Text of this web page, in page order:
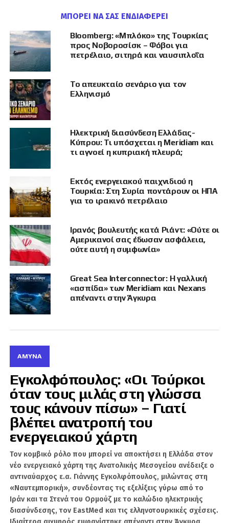
καθοριστικά στον κοινό ευρωπαϊκό στόχο για
τη στρατηγική αυτονομία της Ευρωπαϊκής
Ένωσης.
Ο κ. Χριστοδουλίδης υπενθύμισε ότι κατά την
επίσκεψη του Εμανουέλ Μακρόν στην Κύπρο,
στις 23 Απριλίου, είχε γίνει δημόσια αναφορά
στην πολυεπίπεδη στρατηγική συνεργασία
των δύο χωρών, ιδιαίτερα στους τομείς της
άμυνας και της ασφάλειας. Όπως σημείωσε,
τότε είχε ανακοινωθεί ότι τον Ιούνιο θα
προχωρούσε η υπογραφή της διμερούς
Όταν ο Γάλλος Προέδρος Emmanuel
Macron επισκέφθηκε την Κύπρο στις
23 Απριλίου 2026, είχαμε αναφερθεί
δημόσια, κατά τη διάρκεια της
διάσκεψης τύπου, στην πολυεπίπεδη
στρατηγική μας συνεργασία,
ειδικότερα στους τομείς της Άμυνας
και της Ασφάλειας. Μέσα σε αυτό το
πλαίσιο, είχα…
pic.twitter.com/E3Gk5IZgX8
— NikosChristodoulides
Η συμφωνία υπεγράφη από τον υπουργό
Άμυνας της Κυπριακής Δημοκρατίας, Βασίλη
Πάλμα, και τη Γαλλίδα υπουργό Άμυνας, Κατρίν
Βωτρέν.
Ο κ. Πάλμας χαρακτήρισε τη συμφωνία
σημαντικό βήμα εμβάθυνσης της διμερούς
συνεργασίας, επισημαίνοντας ότι η
αναβάθμιση των σχέσεων με τη Γαλλία
προσδίδει στην Κυπριακή Δημοκρατία
αυξημένο στρατηγικό βάθος και ενισχύει τον
ρόλο της ως πυλώνα σταθερότητας στην
Ανατολική Μεσόγειο.
ΜΠΟΡΕΊ ΝΑ ΣΑΣ ΕΝΔΙΑΦΈΡΕΙ
Bloomberg: «Μπλόκο» της Τουρκίας
προς Νοβοροσίσκ – Φόβοι για
πετρέλαιο, σιτηρά και ναυσιπλοΐα
Το απευκταίο σενάριο για τον
Ελληνισμό
Ηλεκτρική διασύνδεση Ελλάδας-
Κύπρου: Τι υπόσχεται η Meridiam και
τι αγνοεί η κυπριακή πλευρά;
Εκτός ενεργειακού παιχνιδιού η
Τουρκία: Στη Συρία ποντάρουν οι ΗΠΑ
για το ιρακινό πετρέλαιο
Ιρανός βουλευτής κατά Ριάντ: «Ούτε οι
Αμερικανοί σας έδωσαν ασφάλεια,
ούτε αυτή η συμφωνία»
Great Sea Interconnector: Η γαλλική
«ασπίδα» των Meridiam και Nexans
απέναντι στην Άγκυρα
ΆΜΥΝΑ
Εγκολφόπουλος: «Οι Τούρκοι
όταν τους μιλάς στη γλώσσα
τους κάνουν πίσω» – Γιατί
βλέπει ανατροπή του
ενεργειακού χάρτη
Τον κομβικό ρόλο που μπορεί να αποκτήσει η Ελλάδα στον
νέο ενεργειακό χάρτη της Ανατολικής Μεσογείου ανέδειξε ο
αντιναύαρχος ε.α. Γιάννης Εγκολφόπουλος, μιλώντας στη
«Ναυτεμπορική», συνδέοντας τις εξελίξεις γύρω από το
Ιράν και τα Στενά του Ορμούζ με το καλώδιο ηλεκτρικής
διασύνδεσης, τον EastMed και τις ελληνοτουρκικές σχέσεις.